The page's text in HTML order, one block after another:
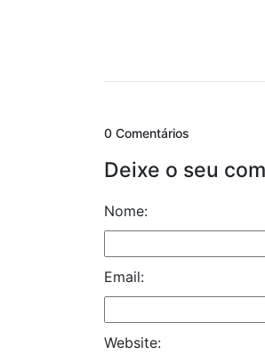
0 Comentários
Deixe o seu
Nome:
Email:
Website: